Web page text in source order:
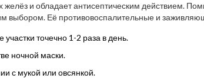
желёз и обладает антисептическим действием.
выбором. Её противовоспалительные и
точечно 1-2 раза в день.
ночной маски.
с мукой или овсянкой.